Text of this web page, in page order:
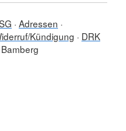
Adressen
Kündigung
DRK